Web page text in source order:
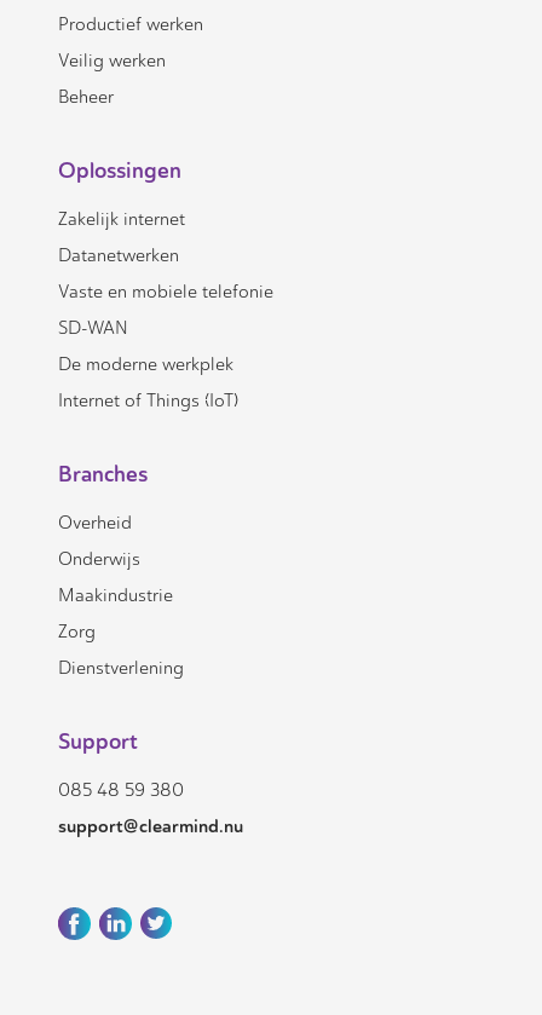
Productief werken
Veilig werken
Beheer
Oplossingen
Zakelijk internet
Datanetwerken
Vaste en mobiele telefonie
SD-WAN
De moderne werkplek
Internet of Things (IoT)
Branches
Overheid
Onderwijs
Maakindustrie
Zorg
Dienstverlening
Support
085 48 59 380
support@clearmind.nu